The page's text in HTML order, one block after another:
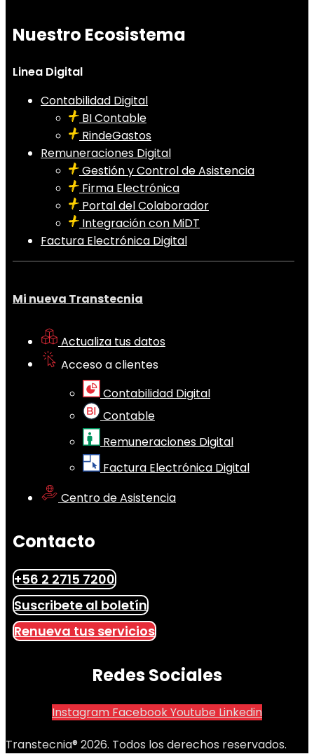
Nuestro Ecosistema
Linea Digital
Contabilidad Digital
BI Contable
RindeGastos
Remuneraciones Digital
Gestión y Control de Asistencia
Firma Electrónica
Portal del Colaborador
Integración con MiDT
Factura Electrónica Digital
Mi nueva Transtecnia
Actualiza tus datos
Acceso a clientes
Contabilidad Digital
Contable
Remuneraciones Digital
Factura Electrónica Digital
Centro de Asistencia
Contacto
+56 2 2715 7200
Suscribete al boletín
Renueva tus servicios
Redes Sociales
Instagram FacebookYoutube Linkedin
Transtecnia® 2026. Todos los derechos reservados.